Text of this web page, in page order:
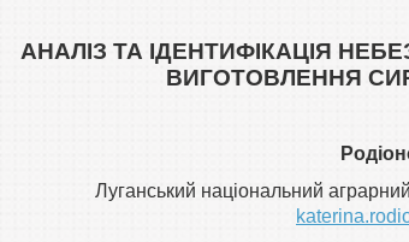
АНАЛІЗ ТА ІДЕНТИФІКАЦІЯ
ВИГОТОВЛЕННЯ
Луганський національний